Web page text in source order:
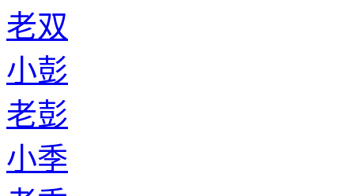
老双
小彭
老彭
小季